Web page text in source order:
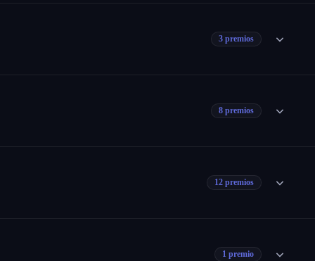
3 premios
8 premios
12 premios
1 premio